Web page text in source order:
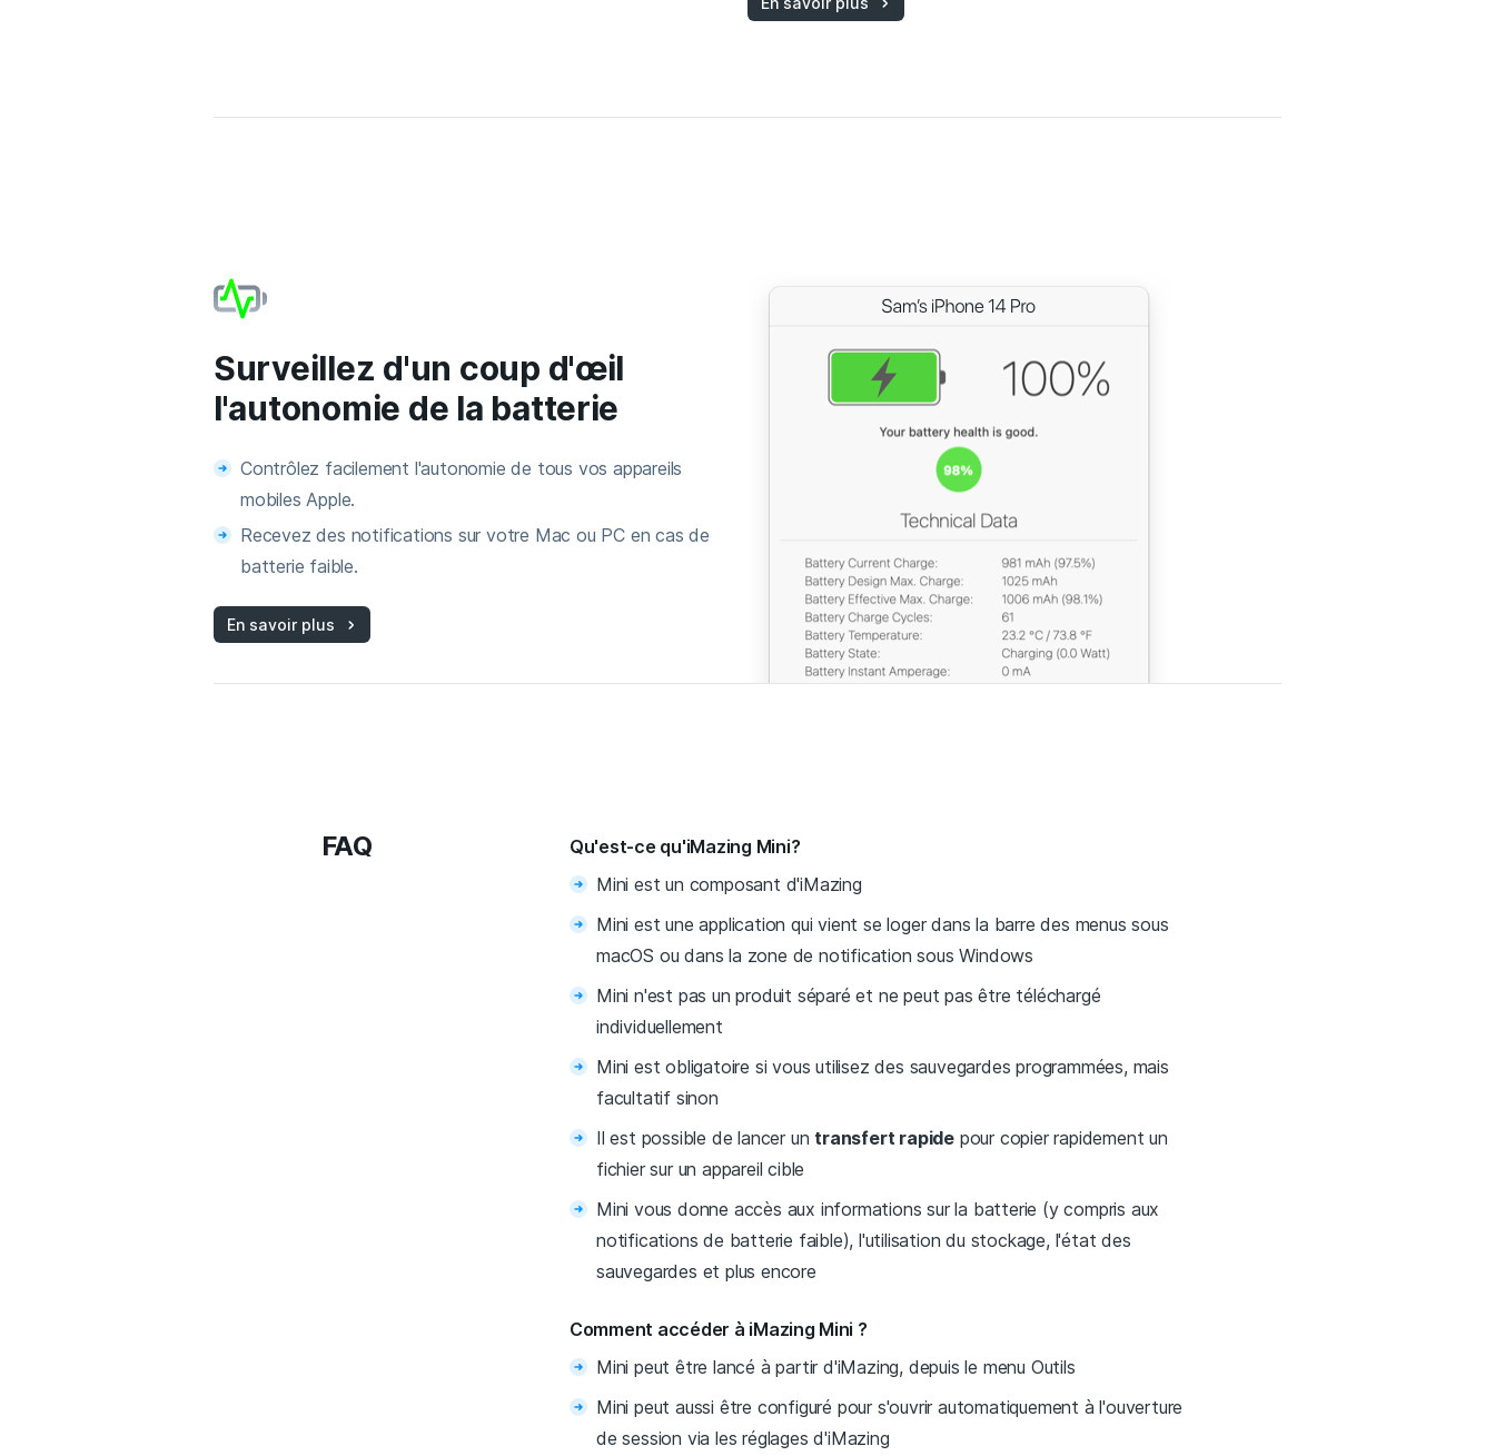
Surveillez d'un coup d'œil
l'autonomie de la batterie
Contrôlez facilement l'autonomie de tous vos appareils
mobiles Apple.
Recevez des notifications sur votre Mac ou PC en cas de
batterie faible.
En savoir plus
FAQ
Qu'est-ce qu'iMazing Mini?
Mini est un composant d'iMazing
Mini est une application qui vient se loger dans la barre des menus sous
macOS ou dans la zone de notification sous Windows
Mini n'est pas un produit séparé et ne peut pas être téléchargé
individuellement
Mini est obligatoire si vous utilisez des sauvegardes programmées, mais
facultatif sinon
Il est possible de lancer un transfert rapide pour copier rapidement un
fichier sur un appareil cible
Mini vous donne accès aux informations sur la batterie (y compris aux
notifications de batterie faible), l'utilisation du stockage, l'état des
sauvegardes et plus encore
Comment accéder à iMazing Mini ?
Mini peut être lancé à partir d'iMazing, depuis le menu Outils
Mini peut aussi être configuré pour s'ouvrir automatiquement à l'ouverture
de session via les réglages d'iMazing